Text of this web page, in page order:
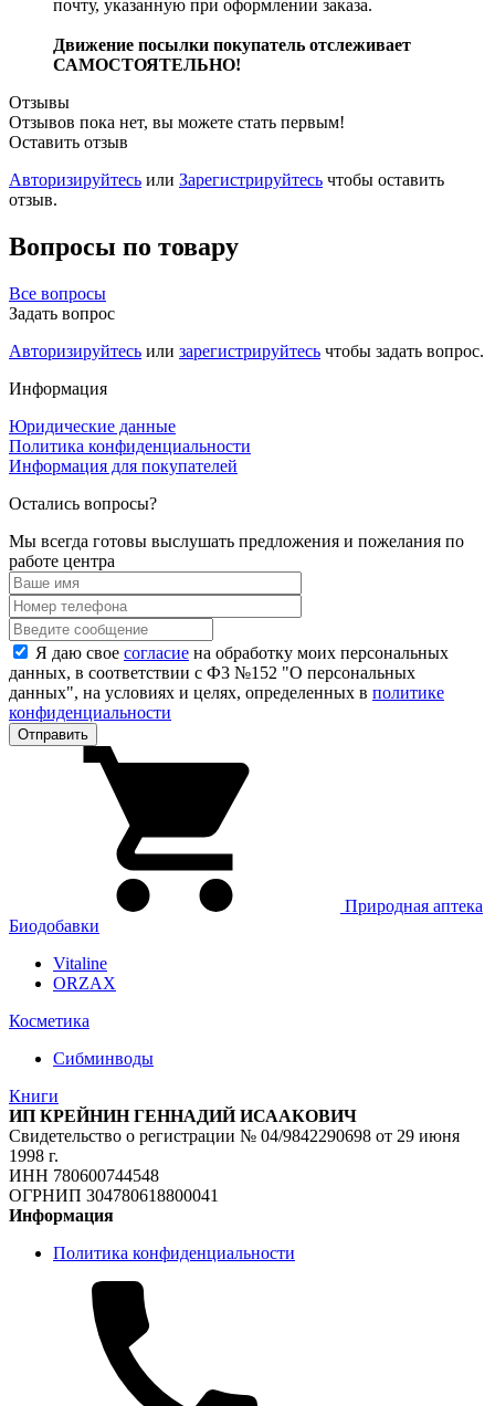
почту, указанную при оформлении заказа.
Движение посылки покупатель отслеживает
САМОСТОЯТЕЛЬНО!
Отзывы
Отзывов пока нет, вы можете стать первым!
Оставить отзыв
Авторизируйтесь или Зарегистрируйтесь чтобы оставить
отзыв.
Вопросы по товару
Все вопросы
Задать вопрос
Авторизируйтесь или зарегистрируйтесь чтобы задать вопрос.
Информация
Юридические данные
Политика конфиденциальности
Информация для покупателей
Остались вопросы?
Мы всегда готовы выслушать предложения и пожелания по
работе центра
Я даю свое согласие на обработку моих персональных
данных, в соответствии с Ф3 №152 "О персональных
данных", на условиях и целях, определенных в политике
конфиденциальности
Природная аптека
Биодобавки
Vitaline
ORZAX
Косметика
Сибминводы
Книги
ИП КРЕЙНИН ГЕННАДИЙ ИСААКОВИЧ
Свидетельство о регистрации № 04/9842290698 от 29 июня
1998 г.
ИНН 780600744548
ОГРНИП 304780618800041
Информация
Политика конфиденциальности